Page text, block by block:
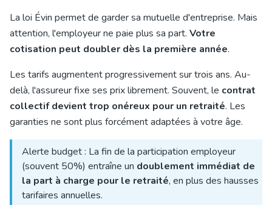
La loi Évin permet de garder sa mutuelle d'entreprise. Mais
attention, l'employeur ne paie plus sa part. Votre
cotisation peut doubler dès la première année.
Les tarifs augmentent progressivement sur trois ans. Au-
delà, l'assureur fixe ses prix librement. Souvent, le contrat
collectif devient trop onéreux pour un retraité. Les
garanties ne sont plus forcément adaptées à votre âge.
Alerte budget : La fin de la participation employeur
(souvent 50%) entraîne un doublement immédiat de
la part à charge pour le retraité, en plus des hausses
tarifaires annuelles.